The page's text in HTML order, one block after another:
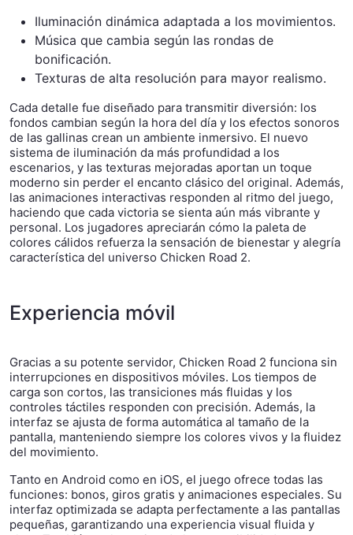
Iluminación dinámica adaptada a los movimientos.
Música que cambia según las rondas de
bonificación.
Texturas de alta resolución para mayor realismo.
Cada detalle fue diseñado para transmitir diversión: los
fondos cambian según la hora del día y los efectos sonoros
de las gallinas crean un ambiente inmersivo. El nuevo
sistema de iluminación da más profundidad a los
escenarios, y las texturas mejoradas aportan un toque
moderno sin perder el encanto clásico del original. Además,
las animaciones interactivas responden al ritmo del juego,
haciendo que cada victoria se sienta aún más vibrante y
personal. Los jugadores apreciarán cómo la paleta de
colores cálidos refuerza la sensación de bienestar y alegría
característica del universo Chicken Road 2.
Experiencia móvil
Gracias a su potente servidor, Chicken Road 2 funciona sin
interrupciones en dispositivos móviles. Los tiempos de
carga son cortos, las transiciones más fluidas y los
controles táctiles responden con precisión. Además, la
interfaz se ajusta de forma automática al tamaño de la
pantalla, manteniendo siempre los colores vivos y la fluidez
del movimiento.
Tanto en Android como en iOS, el juego ofrece todas las
funciones: bonos, giros gratis y animaciones especiales. Su
interfaz optimizada se adapta perfectamente a las pantallas
pequeñas, garantizando una experiencia visual fluida y